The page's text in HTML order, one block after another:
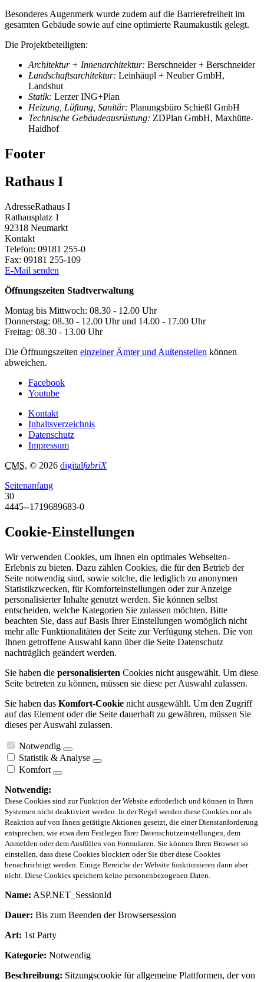
Besonderes Augenmerk wurde zudem auf die Barrierefreiheit im
gesamten Gebäude sowie auf eine optimierte Raumakustik gelegt.
Die Projektbeteiligten:
Architektur + Innenarchitektur: Berschneider + Berschneider
Landschaftsarchitektur: Leinhäupl + Neuber GmbH,
Landshut
Statik: Lerzer ING+Plan
Heizung, Lüftung, Sanitär: Planungsbüro Schießl GmbH
Technische Gebäudeausrüstung: ZDPlan GmbH, Maxhütte-
Haidhof
Footer
Rathaus I
AdresseRathaus I
Rathausplatz 1
92318 Neumarkt
Kontakt
Telefon: 09181 255-0
Fax: 09181 255-109
E-Mail senden
Öffnungszeiten Stadtverwaltung
Montag bis Mittwoch: 08.30 - 12.00 Uhr
Donnerstag: 08.30 - 12.00 Uhr und 14.00 - 17.00 Uhr
Freitag: 08.30 - 13.00 Uhr
Die Öffnungszeiten einzelner Ämter und Außenstellen können
abweichen.
Facebook
Youtube
Kontakt
Inhaltsverzeichnis
Datenschutz
Impressum
CMS, © 2026 digitalfabriX
Seitenanfang
30
4445--1719689683-0
Cookie-Einstellungen
Wir verwenden Cookies, um Ihnen ein optimales Webseiten-
Erlebnis zu bieten. Dazu zählen Cookies, die für den Betrieb der
Seite notwendig sind, sowie solche, die lediglich zu anonymen
Statistikzwecken, für Komforteinstellungen oder zur Anzeige
personalisierter Inhalte genutzt werden. Sie können selbst
entscheiden, welche Kategorien Sie zulassen möchten. Bitte
beachten Sie, dass auf Basis Ihrer Einstellungen womöglich nicht
mehr alle Funktionalitäten der Seite zur Verfügung stehen. Die von
Ihnen getroffene Auswahl kann über die Seite Datenschutz
nachträglich geändert werden.
Sie haben die personalisierten Cookies nicht ausgewählt. Um diese
Seite betreten zu können, müssen sie diese per Auswahl zulassen.
Sie haben das Komfort-Cookie nicht ausgewählt. Um den Zugriff
auf das Element oder die Seite dauerhaft zu gewähren, müssen Sie
dieses per Auswahl zulassen.
Notwendig
Statistik & Analyse
Komfort
Notwendig:
Diese Cookies sind zur Funktion der Website erforderlich und können in Ihren
Systemen nicht deaktiviert werden. In der Regel werden diese Cookies nur als
Reaktion auf von Ihnen getätigte Aktionen gesetzt, die einer Dienstanforderung
entsprechen, wie etwa dem Festlegen Ihrer Datenschutzeinstellungen, dem
Anmelden oder dem Ausfüllen von Formularen. Sie können Ihren Browser so
einstellen, dass diese Cookies blockiert oder Sie über diese Cookies
benachrichtigt werden. Einige Bereiche der Website funktionieren dann aber
nicht. Diese Cookies speichern keine personenbezogenen Daten.
Name: ASP.NET_SessionId
Dauer: Bis zum Beenden der Browsersession
Art: 1st Party
Kategorie: Notwendig
Beschreibung: Sitzungscookie für allgemeine Plattformen, der von